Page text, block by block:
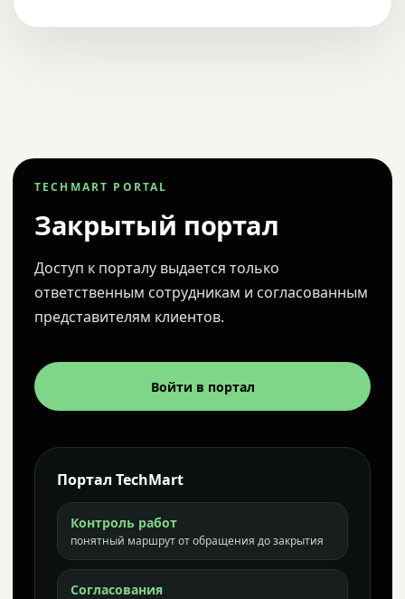
TECHMART PORTAL
Закрытый портал
Доступ к порталу выдается только
ответственным сотрудникам и согласованным
представителям клиентов.
Войти в портал
Портал TechMart
Контроль работ
понятный маршрут от обращения до закрытия
Согласования